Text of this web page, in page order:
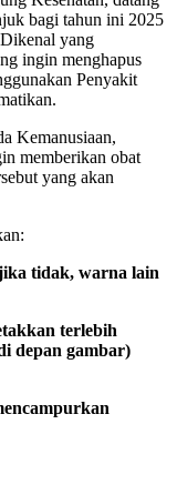
bagi tahun ini 2025
yang
ingin menghapus
Penyakit
Kemanusiaan,
memberikan obat
yang akan
tidak, warna lain
terlebih
depan gambar)